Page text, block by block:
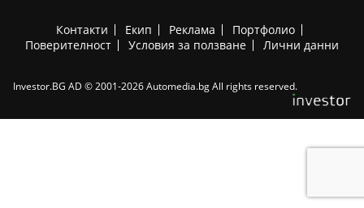
Контакти Екип Реклама
Портфолио
Поверителност
Условия за ползване Лични данни
Investor.BG AD © 2001-2026 Automedia.bg All rights reserved.